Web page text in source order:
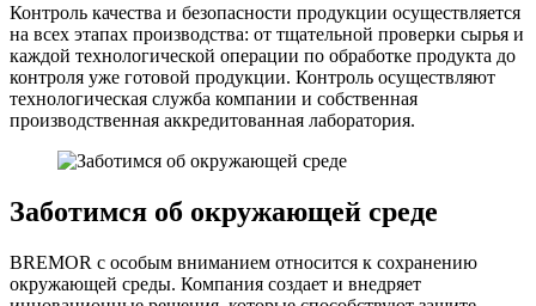
Контроль качества и безопасности продукции осуществляется
на всех этапах производства: от тщательной проверки сырья и
каждой технологической операции по обработке продукта до
контроля уже готовой продукции. Контроль осуществляют
технологическая служба компании и собственная
производственная аккредитованная лаборатория.
Заботимся об окружающей среде
BREMOR с особым вниманием относится к сохранению
окружающей среды. Компания создает и внедряет